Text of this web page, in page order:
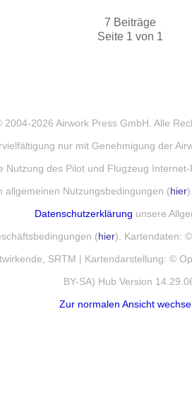
7 Beiträge
Seite 1 von 1
2004-2026 Airwork Press GmbH . Alle
nur mit Genehmigung der
Nutzung des Pilot und Flugzeug
allgemeinen Nutzungsbedingungen (hier
Datenschutzerklärung unsere
(hier). Kartendaten:
SRTM | Kartendarstellung: ©
BY-SA) Hub Version
Zur normalen Ansicht